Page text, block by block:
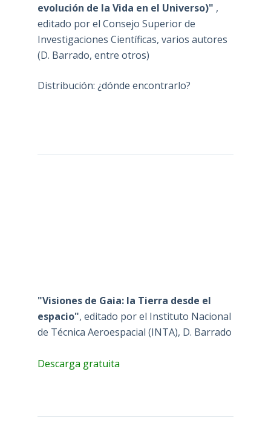
evolución de la Vida en el Universo)" ,
editado por el Consejo Superior de
Investigaciones Científicas, varios autores
(D. Barrado, entre otros)
Distribución: ¿dónde encontrarlo?
"Visiones de Gaia: la Tierra desde el
espacio", editado por el Instituto Nacional
de Técnica Aeroespacial (INTA), D. Barrado
Descarga gratuita